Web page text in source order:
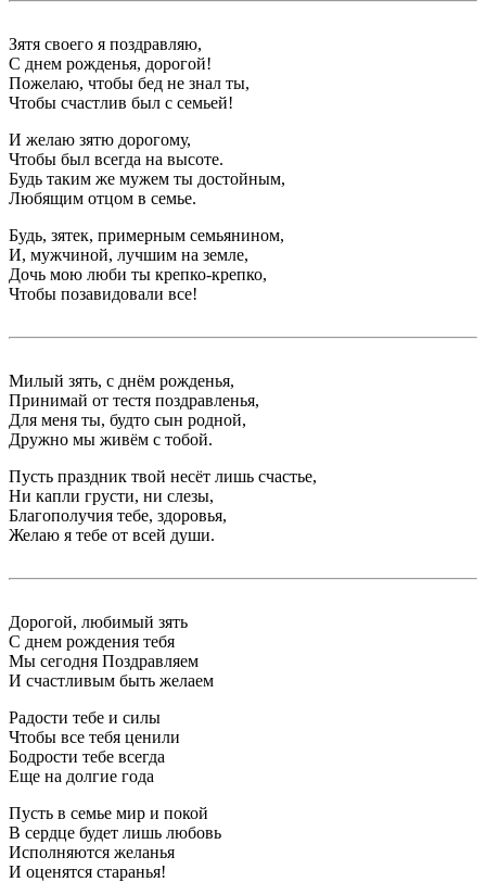
Зятя своего я поздравляю,
С днем рожденья, дорогой!
Пожелаю, чтобы бед не знал ты,
Чтобы счастлив был с семьей!
И желаю зятю дорогому,
Чтобы был всегда на высоте.
Будь таким же мужем ты достойным,
Любящим отцом в семье.
Будь, зятек, примерным семьянином,
И, мужчиной, лучшим на земле,
Дочь мою люби ты крепко-крепко,
Чтобы позавидовали все!
Милый зять, с днём рожденья,
Принимай от тестя поздравленья,
Для меня ты, будто сын родной,
Дружно мы живём с тобой.
Пусть праздник твой несёт лишь счастье,
Ни капли грусти, ни слезы,
Благополучия тебе, здоровья,
Желаю я тебе от всей души.
Дорогой, любимый зять
С днем рождения тебя
Мы сегодня Поздравляем
И счастливым быть желаем
Радости тебе и силы
Чтобы все тебя ценили
Бодрости тебе всегда
Еще на долгие года
Пусть в семье мир и покой
В сердце будет лишь любовь
Исполняются желанья
И оценятся старанья!